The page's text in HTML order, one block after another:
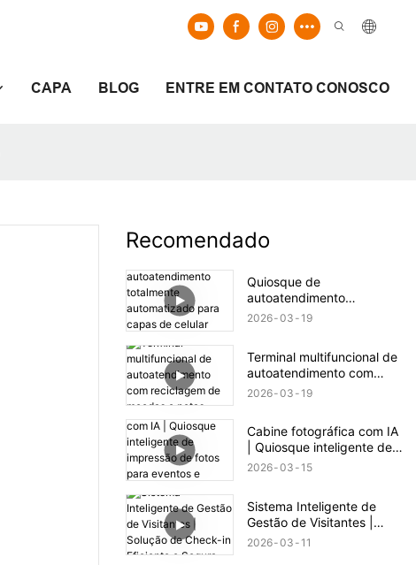
CAPA BLOG ENTRE EM CONTATO CONOSCO
Recomendado
Quiosque de
autoatendimento
totalmente automatizado
2026 03 19
Terminal multifuncional de
autoatendimento com
reciclagem de moedas e
2026 03 19
Cabine fotográfica com IA
| Quiosque inteligente de
impressão de fotos para
2026 03 15
Sistema Inteligente de
Gestão de Visitantes |
Solução de Check-in
2026 03 11